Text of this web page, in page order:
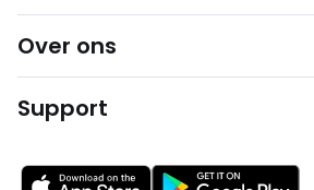
Over ons
Support